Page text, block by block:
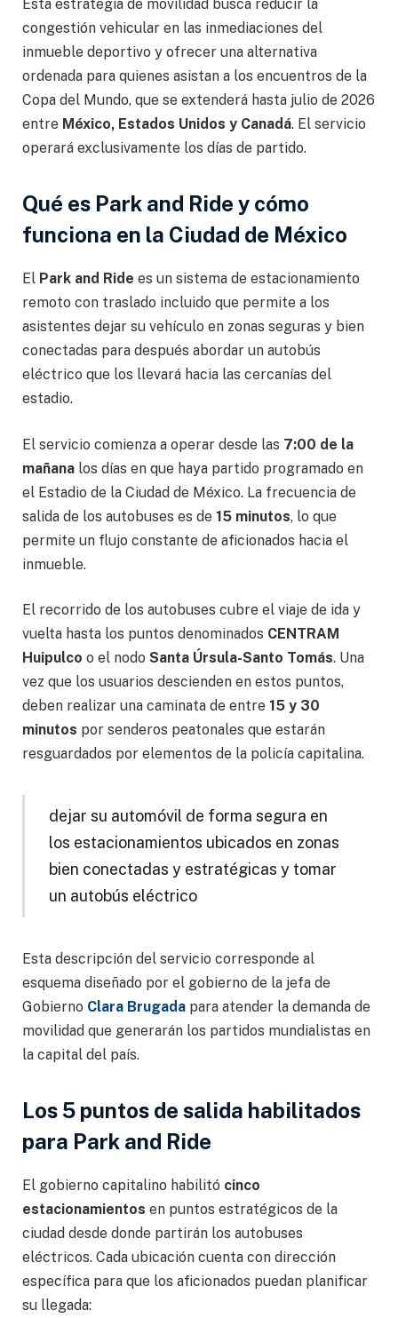
Esta estrategia de movilidad busca reducir la
congestión vehicular en las inmediaciones del
inmueble deportivo y ofrecer una alternativa
ordenada para quienes asistan a los encuentros de la
Copa del Mundo, que se extenderá hasta julio de 2026
entre México, Estados Unidos y Canadá. El servicio
operará exclusivamente los días de partido.
Qué es Park and Ride y cómo
funciona en la Ciudad de México
El Park and Ride es un sistema de estacionamiento
remoto con traslado incluido que permite a los
asistentes dejar su vehículo en zonas seguras y bien
conectadas para después abordar un autobús
eléctrico que los llevará hacia las cercanías del
estadio.
El servicio comienza a operar desde las 7:00 de la
mañana los días en que haya partido programado en
el Estadio de la Ciudad de México. La frecuencia de
salida de los autobuses es de 15 minutos, lo que
permite un flujo constante de aficionados hacia el
inmueble.
El recorrido de los autobuses cubre el viaje de ida y
vuelta hasta los puntos denominados CENTRAM
Huipulco o el nodo Santa Úrsula-Santo Tomás. Una
vez que los usuarios descienden en estos puntos,
deben realizar una caminata de entre 15 y 30
minutos por senderos peatonales que estarán
resguardados por elementos de la policía capitalina.
dejar su automóvil de forma segura en
los estacionamientos ubicados en zonas
bien conectadas y estratégicas y tomar
un autobús eléctrico
Esta descripción del servicio corresponde al
esquema diseñado por el gobierno de la jefa de
Gobierno Clara Brugada para atender la demanda de
movilidad que generarán los partidos mundialistas en
la capital del país.
Los 5 puntos de salida habilitados
para Park and Ride
El gobierno capitalino habilitó cinco
estacionamientos en puntos estratégicos de la
ciudad desde donde partirán los autobuses
eléctricos. Cada ubicación cuenta con dirección
específica para que los aficionados puedan planificar
su llegada: